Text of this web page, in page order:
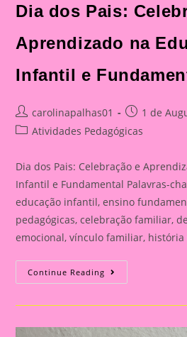
Dia dos Pais:
Aprendizado na
Infantil e
Post
author:
carolinapalhas01
Post
published:
1 de
PostAtividades Pedagógicas
Dia dos Pais: Celebração e
Infantil e Fundamental Palavras-
educação infantil, ensino
pedagógicas, celebração familiar,
emocional, vínculo familiar,
Continue Reading Atividade
Para
Dia